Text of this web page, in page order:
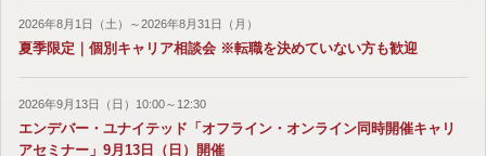
2026年8月1日（土）～2026年8月31日（月）
夏季限定｜個別キャリア相談会 ※転職を決めていない方も歓迎
2026年9月13日（日）10:00～12:30
エンデバー・ユナイテッド「オフライン・オンライン同時開催キャリ
アセミナー」9月13日（日）開催